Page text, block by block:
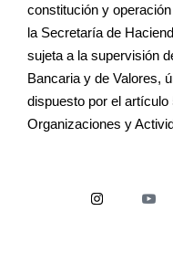
constitución y
la Secretaría de
sujeta a la supervisión
Bancaria y de Valores,
dispuesto por el
Organizaciones y